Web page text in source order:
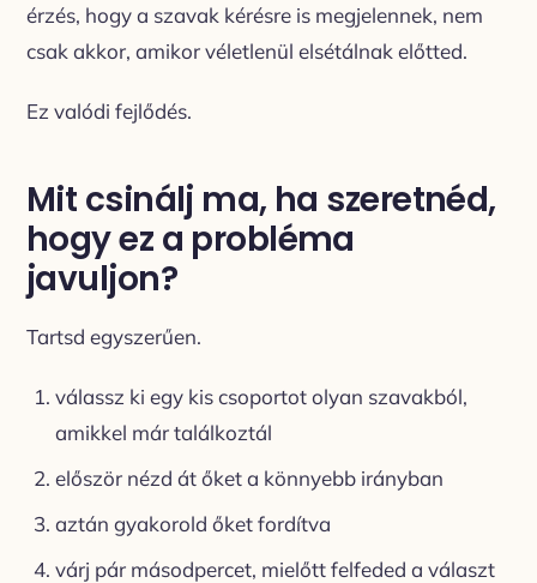
érzés, hogy a szavak kérésre is megjelennek, nem
csak akkor, amikor véletlenül elsétálnak előtted.
Ez valódi fejlődés.
Mit csinálj ma, ha szeretnéd,
hogy ez a probléma
javuljon?
Tartsd egyszerűen.
válassz ki egy kis csoportot olyan szavakból,
amikkel már találkoztál
először nézd át őket a könnyebb irányban
aztán gyakorold őket fordítva
várj pár másodpercet, mielőtt felfeded a választ